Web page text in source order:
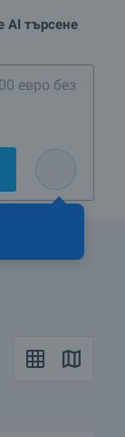
AI търсене
евро без